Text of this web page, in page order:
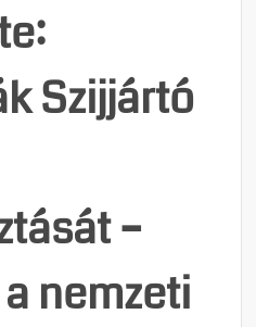
Szijjártó
–
nemzeti